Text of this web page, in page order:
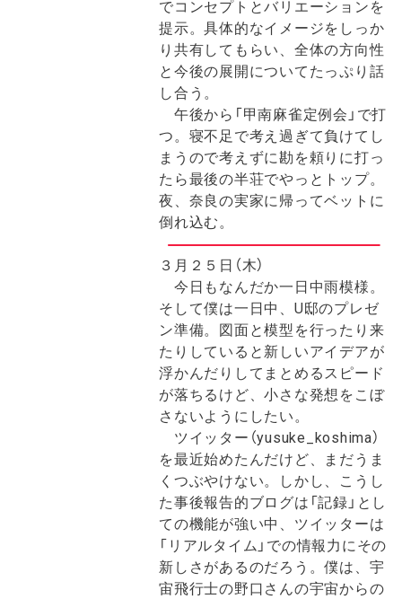
でコンセプトとバリエーションを
提示。具体的なイメージをしっか
り共有してもらい、全体の方向性
と今後の展開についてたっぷり話
し合う。
午後から「甲南麻雀定例会」で打
つ。寝不足で考え過ぎて負けてし
まうので考えずに勘を頼りに打っ
たら最後の半荘でやっとトップ。
夜、奈良の実家に帰ってベットに
倒れ込む。
３月２５日（木）
今日もなんだか一日中雨模様。
そして僕は一日中、U邸のプレゼ
ン準備。図面と模型を行ったり来
たりしていると新しいアイデアが
浮かんだりしてまとめるスピード
が落ちるけど、小さな発想をこぼ
さないようにしたい。
ツイッター（yusuke_koshima）
を最近始めたんだけど、まだうま
くつぶやけない。しかし、こうし
た事後報告的ブログは「記録」とし
ての機能が強い中、ツイッターは
「リアルタイム」での情報力にその
新しさがあるのだろう。僕は、宇
宙飛行士の野口さんの宇宙からの